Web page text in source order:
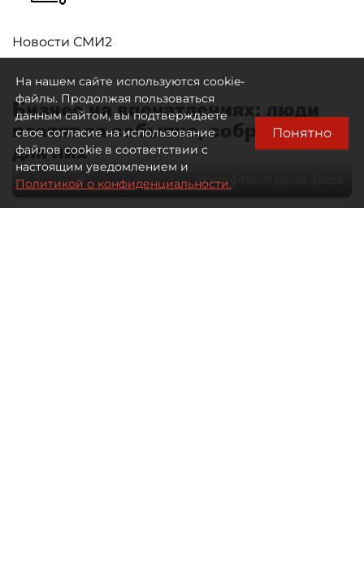
Новости СМИ2
Бизнес на впечатлениях: люди
платят за событие, собранное
для них
Автор фото:
На нашем сайте используются cookie-
файлы. Продолжая пользоваться
данным сайтом, вы подтверждаете
свое согласие на использование
файлов cookie в соответствии с
настоящим уведомлением и
Политикой о конфиденциальности.
Понятно